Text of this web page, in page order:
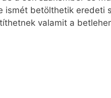
betölthetik eredeti
valamit a